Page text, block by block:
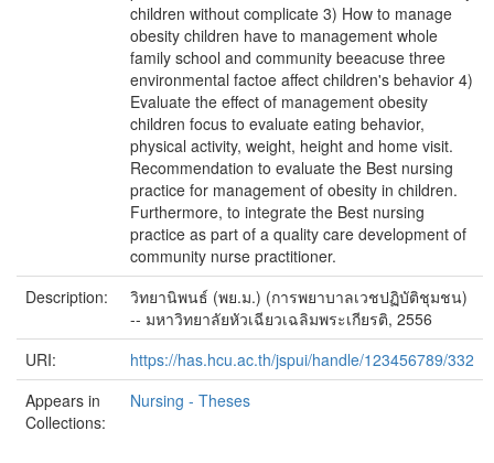
children without complicate 3) How to manage
obesity children have to management whole
family school and community beeacuse three
environmental factoe affect children's behavior 4)
Evaluate the effect of management obesity
children focus to evaluate eating behavior,
physical activity, weight, height and home visit.
Recommendation to evaluate the Best nursing
practice for management of obesity in children.
Furthermore, to integrate the Best nursing
practice as part of a quality care development of
community nurse practitioner.
Description:
วิทยานิพนธ์ (พย.ม.) (การพยาบาลเวชปฏิบัติชุมชน)
-- มหาวิทยาลัยหัวเฉียวเฉลิมพระเกียรติ, 2556
URI:
https://has.hcu.ac.th/jspui/handle/123456789/332
Appears in
Collections:
Nursing - Theses